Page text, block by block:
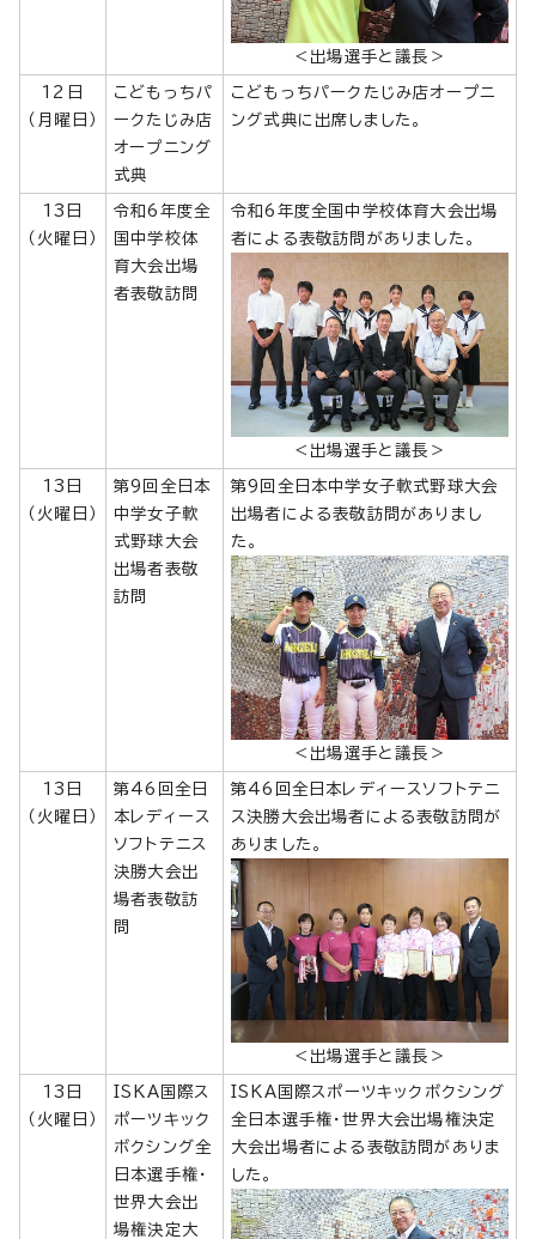
＜出場選手と議長＞
12日
（月曜日）
こどもっちパ
ークたじみ店
オープニング
式典
こどもっちパークたじみ店オープニ
ング式典に出席しました。
13日
（火曜日）
令和6年度全
国中学校体
育大会出場
者表敬訪問
令和6年度全国中学校体育大会出場
者による表敬訪問がありました。
＜出場選手と議長＞
13日
（火曜日）
第9回全日本
中学女子軟
式野球大会
出場者表敬
訪問
第9回全日本中学女子軟式野球大会
出場者による表敬訪問がありまし
た。
＜出場選手と議長＞
13日
（火曜日）
第46回全日
本レディース
ソフトテニス
決勝大会出
場者表敬訪
問
第46回全日本レディースソフトテニ
ス決勝大会出場者による表敬訪問が
ありました。
＜出場選手と議長＞
13日
（火曜日）
ISKA国際ス
ポーツキック
ボクシング全
日本選手権・
世界大会出
場権決定大
ISKA国際スポーツキックボクシング
全日本選手権・世界大会出場権決定
大会出場者による表敬訪問がありま
した。